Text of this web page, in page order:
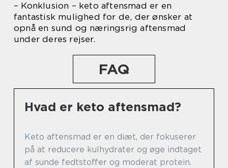
– Konklusion – keto aftensmad er en
fantastisk mulighed for de, der ønsker at
opnå en sund og næringsrig aftensmad
under deres rejser.
FAQ
Hvad er keto aftensmad?
Keto aftensmad er en diæt, der fokuserer
på at reducere kulhydrater og øge indtaget
af sunde fedtstoffer og moderat protein.